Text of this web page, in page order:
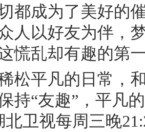
成为了美好的
人以好友为伴，
慌乱却有趣的第
平凡的日常，和
持“友趣”，平凡
北卫视每周三晚